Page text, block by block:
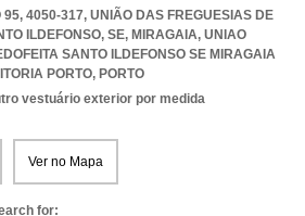
95, 4050-317, UNIÃO DAS FREGUESIAS DE
ILDEFONSO, SE, MIRAGAIA, UNIAO
SANTO ILDEFONSO SE MIRAGAIA
PORTO, PORTO
vestuário exterior por medida
Ver no Mapa
for: